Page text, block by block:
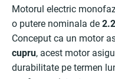
Motorul electric
o putere nominala de
Conceput ca un motor
cupru, acest motor
durabilitate pe termen